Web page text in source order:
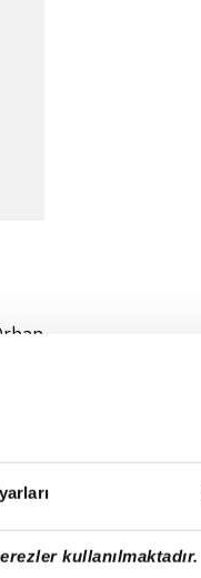
kullanılmaktadır.